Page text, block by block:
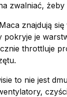
zwalniać,
znajdują
pokryje je
throttluje
to nie jest